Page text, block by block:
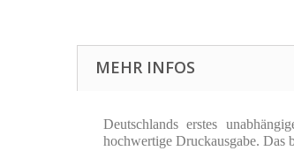
MEHR INFOS
Deutschlands erstes
hochwertige Druckausgabe. Das